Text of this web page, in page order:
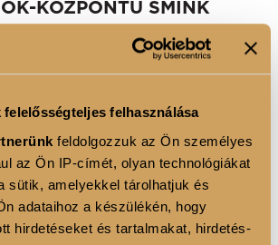
felelősségteljes felhasználása
feldolgozzuk az Ön személyes
az Ön IP-címét, olyan technológiákat
sütik, amelyekkel tárolhatjuk és
adataihoz a készülékén, hogy
hirdetéseket és tartalmakat, hirdetés-
KÖZPONTÚ SMINK
sminkre, de szeretnél kiemelkedni
a szemöldöködre! Egy jól
formázd meg, majd fixáld